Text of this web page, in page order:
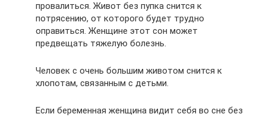
провалиться. Живот без пупка снится к
потрясению, от которого будет трудно
оправиться. Женщине этот сон может
предвещать тяжелую болезнь.
Человек с очень большим животом снится к
хлопотам, связанным с детьми.
Если беременная женщина видит себя во сне без